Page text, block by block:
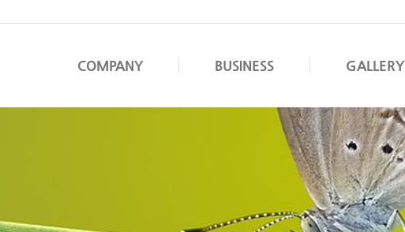
COMPANY BUSINESS GALLERY